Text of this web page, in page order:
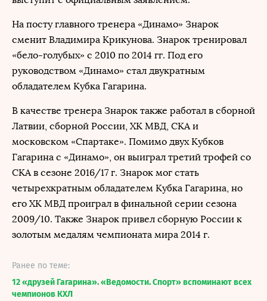
На посту главного тренера «Динамо» Знарок
сменит Владимира Крикунова. Знарок тренировал
«бело-голубых» с 2010 по 2014 гг. Под его
руководством «Динамо» стал двукратным
обладателем Кубка Гагарина.
В качестве тренера Знарок также работал в сборной
Латвии, сборной России, ХК МВД, СКА и
московском «Спартаке». Помимо двух Кубков
Гагарина с «Динамо», он выиграл третий трофей со
СКА в сезоне 2016/17 г. Знарок мог стать
четырехкратным обладателем Кубка Гагарина, но
его ХК МВД проиграл в финальной серии сезона
2009/10. Также Знарок привел сборную России к
золотым медалям чемпионата мира 2014 г.
Ранее по теме:
12 «друзей Гагарина». «Ведомости. Спорт» вспоминают всех
чемпионов КХЛ